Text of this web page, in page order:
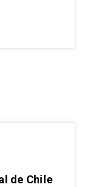
de Chile